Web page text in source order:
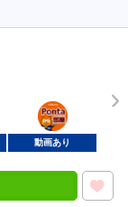
ポンタ
部屋
動画あり